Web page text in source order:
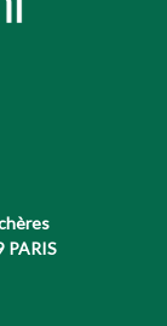
PARIS